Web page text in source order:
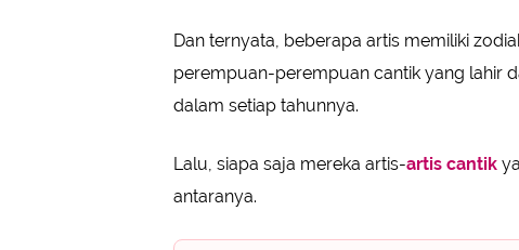
Dan ternyata, beberapa artis memiliki
perempuan-perempuan cantik yang lahir
dalam setiap tahunnya.
Lalu, siapa saja mereka artis-artis cantik
antaranya.